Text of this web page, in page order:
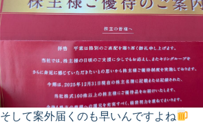
そして案外届くのも早いんですよね